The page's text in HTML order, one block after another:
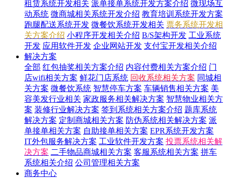
租赁系统开发相关 派单接单系统开发方案介绍 微现场互
动系统 微商城相关系统开发介绍 教育培训系统开发方案
跑腿配送系统开发 微餐饮系统开发相关 票务系统开发相
关方案介绍 小程序开发相关介绍 B/S架构开发 工业系统
开发 应用软件开发 企业网站开发 支付宝开发相关介绍
解决方案
全部 红包抽奖相关方案介绍 内容付费相关方案介绍 门
店wifi相关方案 鲜花门店系统 回收系统相关方案 同城相
关方案 微餐饮系统 智慧停车方案 车辆销售相关方案 美
容美发行业相关 家政服务相关解决方案 智慧物业相关方
案 装修行业解决方案 签到系统相关方案介绍 题库系统
解决方案 定制商城相关方案 防伪系统相关解决方案 派
单接单相关方案 自助接单相关方案 EPR系统开发方案
IT外包服务解决方案 工业软件开发方案 投票系统相关解
决方案 二手物品商城相关方案 客服系统相关方案 拼车
系统相关介绍 公司管理相关方案
商务中心